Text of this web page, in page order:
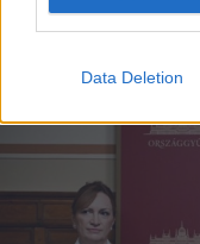
Data Deletion